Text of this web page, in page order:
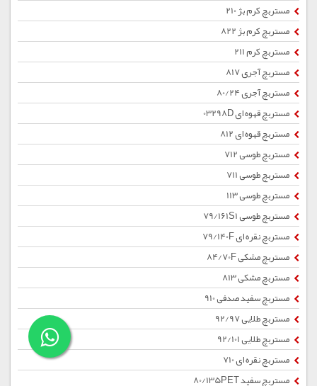
مستربچ کرم بژ 210
مستربچ کرم بژ 822
مستربچ کرم 211
مستربچ آجری 817
مستربچ آجری 80/24
مستربچ قهوه ای 03298D
مستربچ قهوه ای 812
مستربچ طوسی 712
مستربچ طوسی 711
مستربچ طوسی 113
مستربچ طوسی 79/161S1
مستربچ نقره ای 79/140F
مستربچ مشکی 84/70F
مستربچ مشکی 813
مستربچ سفید صدفی 910
مستربچ طلایی 92/97
مستربچ طلایی 92/101
مستربچ نقره ای 710
مستربچ سفید 80/135PET